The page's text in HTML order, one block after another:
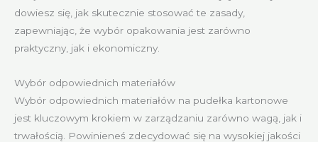
dowiesz się, jak skutecznie stosować te zasady,
zapewniając, że wybór opakowania jest zarówno
praktyczny, jak i ekonomiczny.
Wybór odpowiednich materiałów
Wybór odpowiednich materiałów na pudełka kartonowe
jest kluczowym krokiem w zarządzaniu zarówno wagą, jak i
trwałością. Powinieneś zdecydować się na wysokiej jakości